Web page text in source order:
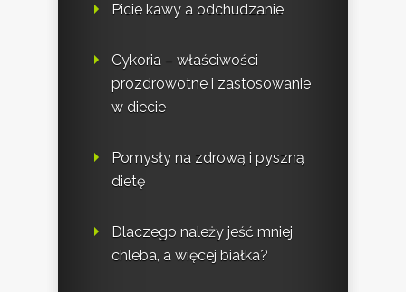
Picie kawy a odchudzanie
Cykoria – właściwości
prozdrowotne i zastosowanie
w diecie
Pomysły na zdrową i pyszną
dietę
Dlaczego należy jeść mniej
chleba, a więcej białka?